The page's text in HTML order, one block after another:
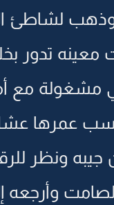
لشاطئ
تدور
مشغولة
عمرها
ونظر
وأرجعه